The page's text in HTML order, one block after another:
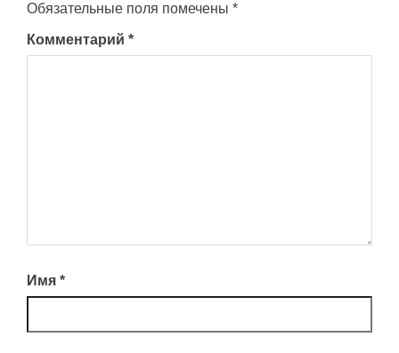
Обязательные поля помечены *
Комментарий *
Имя *